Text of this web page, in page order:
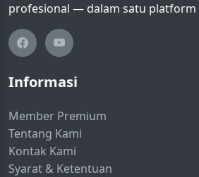
profesional — dalam satu platform
Informasi
Member Premium
Tentang Kami
Kontak Kami
Syarat & Ketentuan